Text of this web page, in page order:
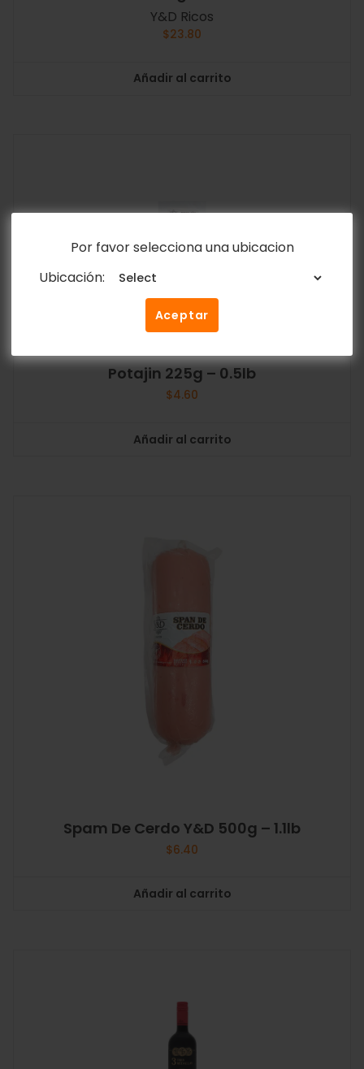
Por favor selecciona una ubicacion
Ubicación:
Aceptar
Y&D Ricos
$23.80
Añadir al carrito
Potajin 225g – 0.5lb
$4.60
Añadir al carrito
Spam De Cerdo Y&D 500g – 1.1lb
$6.40
Añadir al carrito